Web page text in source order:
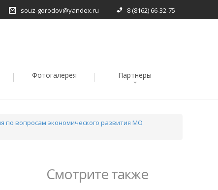
souz-gorodov@yandex.ru 8 (8162) 66-32-75
Фотогалерея Партнеры
по вопросам экономического развития МО
Смотрите также